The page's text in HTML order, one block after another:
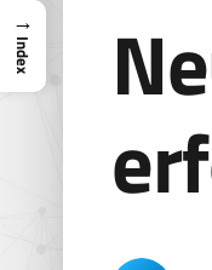
→
Index